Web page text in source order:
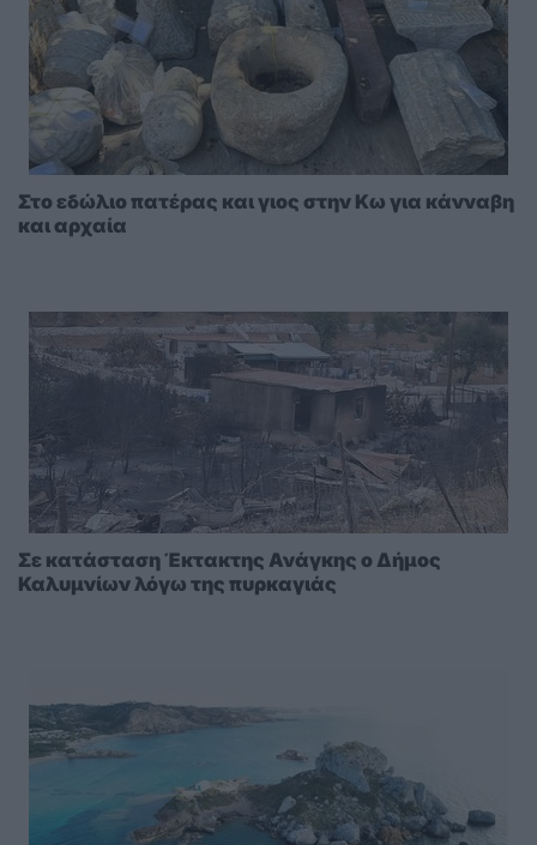
Στο εδώλιο πατέρας και γιος στην Κω για κάνναβη
και αρχαία
Σε κατάσταση Έκτακτης Ανάγκης ο Δήμος
Καλυμνίων λόγω της πυρκαγιάς